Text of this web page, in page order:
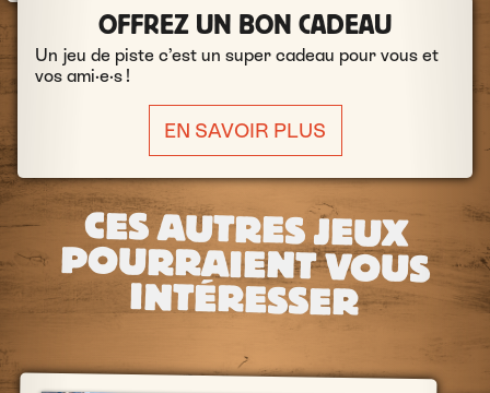
OFFREZ UN BON CADEAU
Un jeu de piste c’est un super cadeau pour vous et
vos ami·e·s !
EN SAVOIR PLUS
CES AUTRES JEUX
POURRAIENT VOUS
INTÉRESSER